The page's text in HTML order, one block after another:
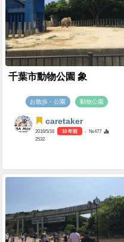
千葉市動物公園 象
お散歩・公園 動物公園
caretaker
2016/5/16 10 年前
- №477
2532